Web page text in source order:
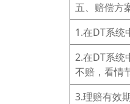
五、赔偿方
1.在DT系统
2.在DT系统
不赔，看情
3.理赔有效